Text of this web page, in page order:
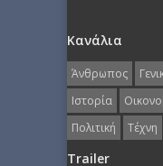
Κανάλια
Άνθρωπος
Ιστορία
Πολιτική
Τέχνη
Trailer